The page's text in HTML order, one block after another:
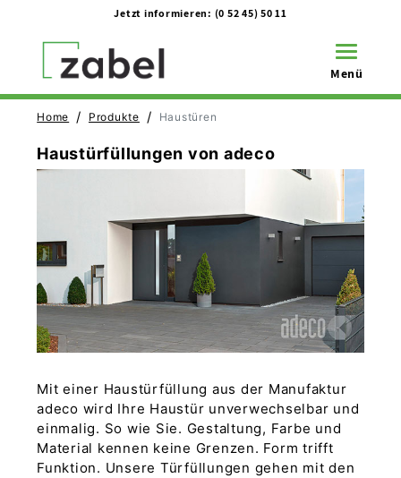
Jetzt informieren: (0 52 45) 50 11
Toggle
Menü
Home / Produkte / Haustüren
Haustürfüllungen von adeco
Mit einer Haustürfüllung aus der Manufaktur
adeco wird Ihre Haustür unverwechselbar und
einmalig. So wie Sie. Gestaltung, Farbe und
Material kennen keine Grenzen. Form trifft
Funktion. Unsere Türfüllungen gehen mit den